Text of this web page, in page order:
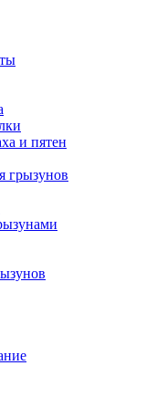
и пятен
грызунов